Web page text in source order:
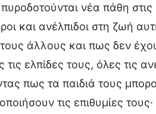
πυροδοτούνται νέα πάθη
και ανέλπιδοι στη ζωή
άλλους και πως δεν
ελπίδες τους, όλες τις
πως τα παιδιά τους
τις επιθυμίες